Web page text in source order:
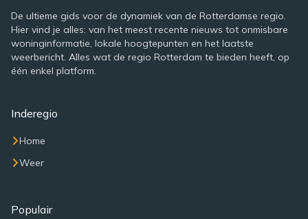
De ultieme gids voor de dynamiek van de Rotterdamse regio.
Hier vind je alles: van het meest recente nieuws tot onmisbare
woninginformatie, lokale hoogtepunten en het laatste
weerbericht. Alles wat de regio Rotterdam te bieden heeft, op
één enkel platform.
Inderegio
Home
Weer
Populair